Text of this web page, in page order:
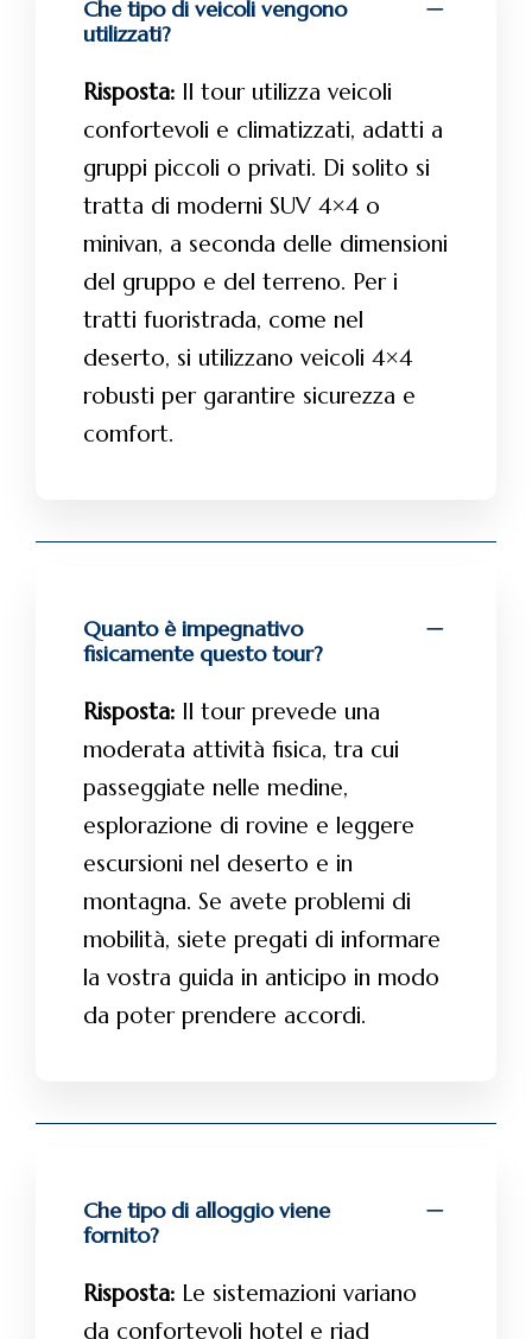
Che tipo di veicoli vengono
utilizzati?
Risposta: Il tour utilizza veicoli
confortevoli e climatizzati, adatti a
gruppi piccoli o privati. Di solito si
tratta di moderni SUV 4×4 o
minivan, a seconda delle dimensioni
del gruppo e del terreno. Per i
tratti fuoristrada, come nel
deserto, si utilizzano veicoli 4×4
robusti per garantire sicurezza e
comfort.
Quanto è impegnativo
fisicamente questo tour?
Risposta: Il tour prevede una
moderata attività fisica, tra cui
passeggiate nelle medine,
esplorazione di rovine e leggere
escursioni nel deserto e in
montagna. Se avete problemi di
mobilità, siete pregati di informare
la vostra guida in anticipo in modo
da poter prendere accordi.
Che tipo di alloggio viene
fornito?
Risposta: Le sistemazioni variano
da confortevoli hotel e riad